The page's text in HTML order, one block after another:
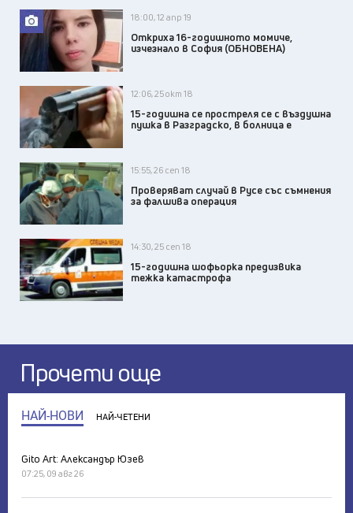
18:00, 12 апр 19
Откриха 16-годишното момиче,
изчезнало в София (ОБНОВЕНА)
12:06, 25 окт 18
15-годишна се простреля се с въздушна
пушка в Разградско, в болница е
15:55, 26 сеп 18
Проверяват случай в Русе със съмнения
за фалшива операция
14:30, 25 сеп 18
15-годишна шофьорка предизвика
тежка катастрофа
Прочети още
НАЙ-НОВИ НАЙ-ЧЕТЕНИ
Gito Art: Александър Юзев
07:25, 09 авг 26